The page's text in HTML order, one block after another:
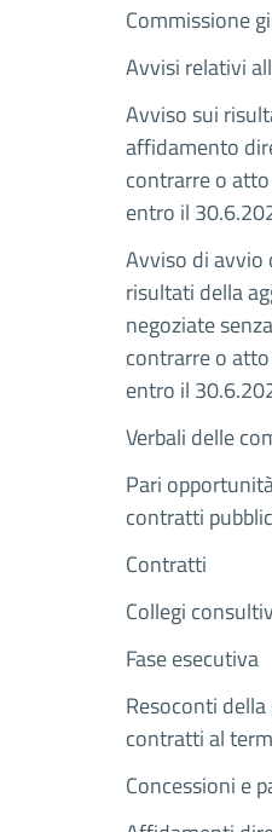
Commissione
Avvisi relativi
Avviso sui
affidamento
contrarre o
entro il
Avviso di avvio
risultati della
negoziate
contrarre o
entro il
Verbali delle
Pari
contratti
Contratti
Collegi
Fase esecutiva
Resoconti
contratti al
Concessioni e